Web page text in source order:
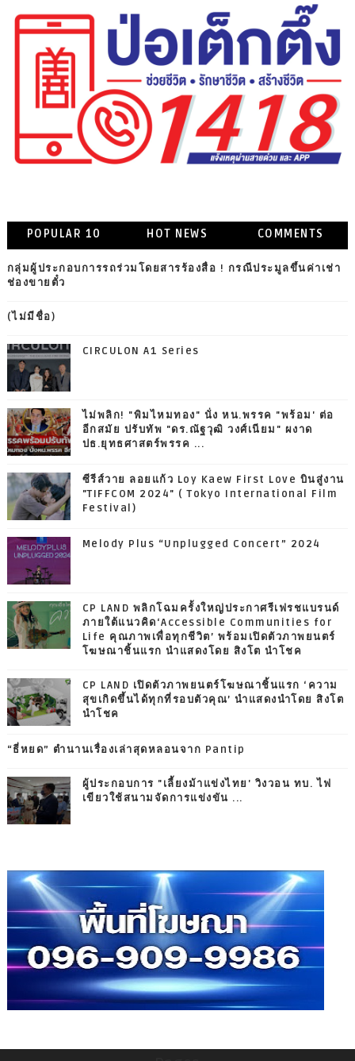
POPULAR 10 HOT NEWS COMMENTS
กลุ่มผู้ประกอบการรถร่วมโดยสารร้องสื่อ ! กรณีประมูลขึ้นค่าเช่า
ช่องขายตั๋ว
(ไม่มีชื่อ)
CIRCULON A1 Series
ไม่พลิก! "พิมไหมทอง" นั่ง หน.พรรค "พร้อม' ต่อ
อีกสมัย ปรับทัพ "ดร.ณัฐวุฒิ วงศ์เนียม" ผงาด
ปธ.ยุทธศาสตร์พรรค ...
ซีรีส์วาย ลอยแก้ว Loy Kaew First Love บินสู่งาน
"TIFFCOM 2024" ( Tokyo International Film
Festival)
Melody Plus “Unplugged Concert” 2024
CP LAND พลิกโฉมครั้งใหญ่ประกาศรีเฟรชแบรนด์
ภายใต้แนวคิด‘Accessible Communities for
Life คุณภาพเพื่อทุกชีวิต’ พร้อมเปิดตัวภาพยนตร์
โฆษณาชิ้นแรก นำแสดงโดย สิงโต นำโชค
CP LAND เปิดตัวภาพยนตร์โฆษณาชิ้นแรก ‘ความ
สุขเกิดขึ้นได้ทุกที่รอบตัวคุณ’ นำแสดงนำโดย สิงโต
นำโชค
“ธี่หยด” ตำนานเรื่องเล่าสุดหลอนจาก Pantip
ผู้ประกอบการ "เลี้ยงม้าแข่งไทย' วิงวอน ทบ. ไฟ
เขียวใช้สนามจัดการแข่งขัน ...